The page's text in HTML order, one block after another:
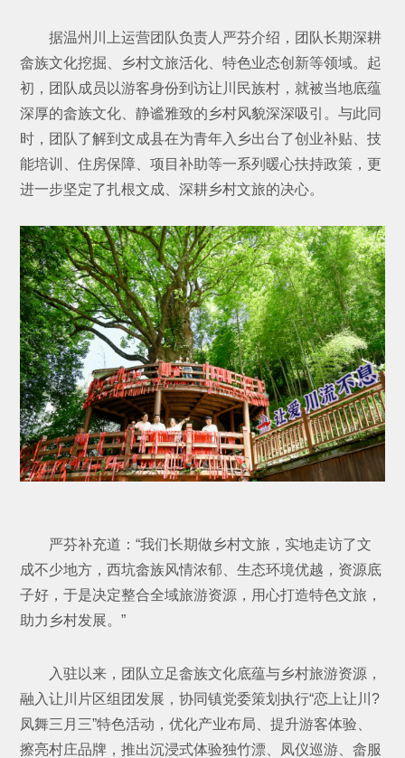
据温州川上运营团队负责人严芬介绍，团队长期深耕
畲族文化挖掘、乡村文旅活化、特色业态创新等领域。起
初，团队成员以游客身份到访让川民族村，就被当地底蕴
深厚的畲族文化、静谧雅致的乡村风貌深深吸引。与此同
时，团队了解到文成县在为青年入乡出台了创业补贴、技
能培训、住房保障、项目补助等一系列暖心扶持政策，更
进一步坚定了扎根文成、深耕乡村文旅的决心。
严芬补充道：“我们长期做乡村文旅，实地走访了文
成不少地方，西坑畲族风情浓郁、生态环境优越，资源底
子好，于是决定整合全域旅游资源，用心打造特色文旅，
助力乡村发展。”
入驻以来，团队立足畲族文化底蕴与乡村旅游资源，
融入让川片区组团发展，协同镇党委策划执行“恋上让川?
凤舞三月三”特色活动，优化产业布局、提升游客体验、
擦亮村庄品牌，推出沉浸式体验独竹漂、凤仪巡游、畲服